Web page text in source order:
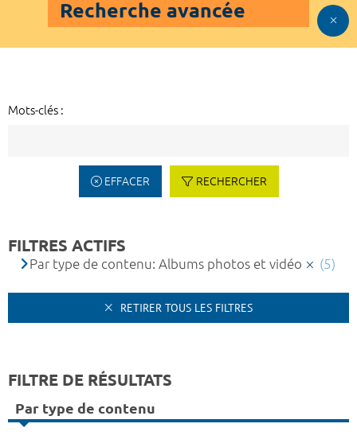
Recherche avancée
Mots-clés :
EFFACER RECHERCHER
FILTRES ACTIFS
Par type de contenu: Albums photos et vidéo (5)
RETIRER TOUS LES FILTRES
FILTRE DE RÉSULTATS
Par type de contenu